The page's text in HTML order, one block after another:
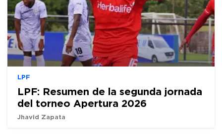
LPF
LPF: Resumen de la segunda jornada
del torneo Apertura 2026
Jhavid Zapata